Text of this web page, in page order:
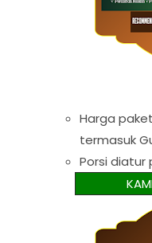
Harga
termasuk
Porsi diatur